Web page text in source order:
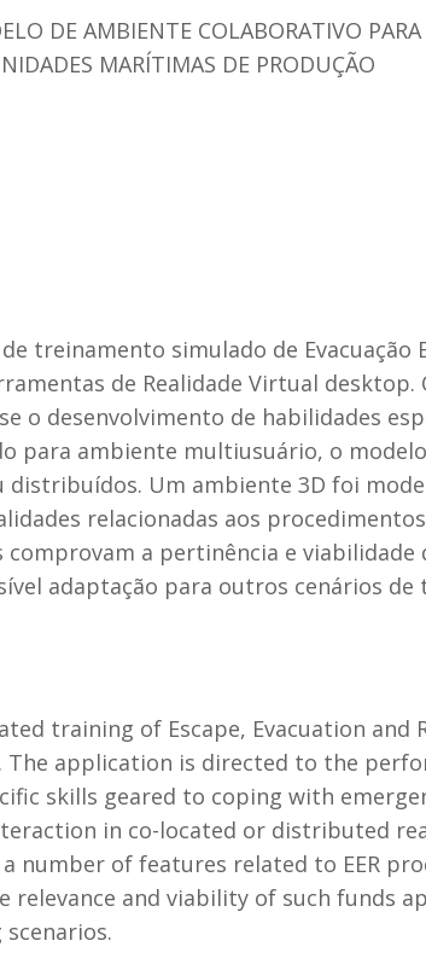
DE AMBIENTE COLABORATIVO
MARÍTIMAS DE PRODUÇÃO
treinamento simulado de Evacuação
de Realidade Virtual
o desenvolvimento de habilidades
para ambiente multiusuário, o
Um ambiente 3D foi
relacionadas aos
a pertinência e viabilidade
adaptação para outros cenários de
training of Escape, Evacuation and
application is directed to the
skills geared to coping with
in co-located or distributed
number of features related to EER
and viability of such funds